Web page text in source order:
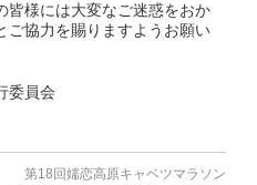
皆様には大変なご迷惑をおか
ご協力を賜りますようお願い
委員会
第18回嬬恋高原キャベツマラソン